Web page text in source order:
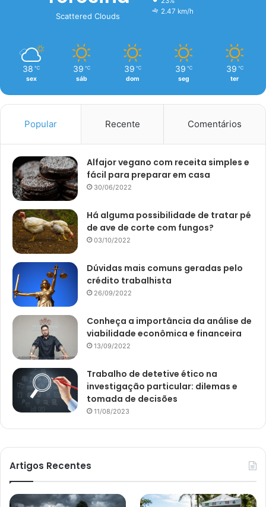
Scattered Clouds
2.47 km/h
38 ℃
sex
39 ℃
sáb
39 ℃
dom
39 ℃
seg
39 ℃
ter
Popular Recente Comentários
Alfajor vegano com receita simples e
fácil para preparar em casa
30/06/2022
Há alguma possibilidade de tratar pé
de ave de corte com fungos?
03/10/2022
Dúvidas mais comuns geradas pelo
crédito trabalhista
26/09/2022
Conheça a importância da análise de
viabilidade econômica e financeira
13/09/2022
Trabalho de detetive ético na
investigação particular: dilemas e
tomada de decisões
11/08/2023
Artigos Recentes